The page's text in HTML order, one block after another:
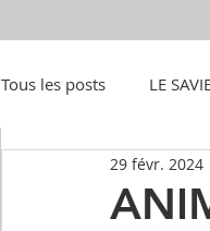
Tous les posts LE
OFFRES D'EMPLOI
29 févr. 2024